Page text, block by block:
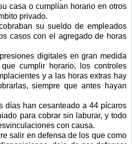
casa o cumplían horario en otros
privado.
su sueldo de empleados
casos con el agregado de horas
digitales en gran medida
cumplir horario, los controles
y a las horas extras hay
siempre que antes hayan
días han cesanteado a 44 pícaros
para cobrar sin laburar, y todo
con causa.
salir en defensa de los que como